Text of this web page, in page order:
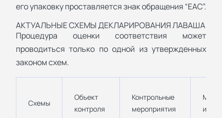
его упаковку проставляется знак обращения “ЕАС”.
АКТУАЛЬНЫЕ СХЕМЫ ДЕКЛАРИРОВАНИЯ ЛАВАША
Процедура оценки соответствия может
проводиться только по одной из утвержденных
законом схем.
Схемы
Объект
контроля
Контрольные
мероприятия